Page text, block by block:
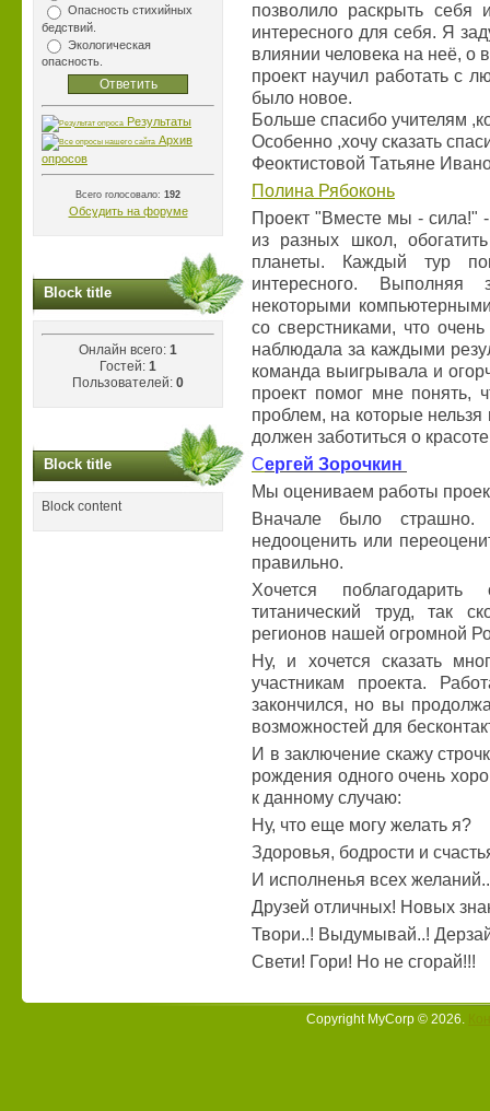
Опасность стихийных
бедствий.
Экологическая
опасность.
Результаты
Архив
опросов
Всего голосовало: 192
Обсудить на форуме
Block title
Онлайн всего: 1
Гостей: 1
Пользователей: 0
Block title
Block content
позволило раскрыть
интересного для себя. Я
влиянии человека на неё, о
проект научил работать с
было новое.
Больше спасибо учителям
Особенно ,хочу сказать
Феоктистовой Татьяне
Полина Рябоконь
Проект "Вместе мы - сила!"
из разных школ,
планеты. Каждый тур
интересного. Выполняя
некоторыми
со сверстниками, что
наблюдала за каждыми
команда выигрывала и
проект помог мне понять,
проблем, на которые
должен заботиться о
Cергей Зорочкин
Мы оцениваем работы
Вначале было страшно.
недооценить или
правильно.
Хочется
титанический труд, так
регионов нашей огромной
Ну, и хочется сказать
участникам проекта.
закончился, но вы
возможностей для
И в заключение скажу
рождения одного очень
к данному случаю:
Ну, что еще могу желать я?
Здоровья, бодрости и
И исполненья всех
Друзей отличных! Новых
Твори..! Выдумывай..!
Свети! Гори! Но не сгорай!!!
Copyright MyCorp © 2026.